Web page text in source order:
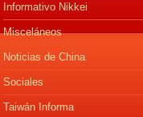
Informativo Nikkei
Misceláneos
Noticias de China
Sociales
Taiwán Informa